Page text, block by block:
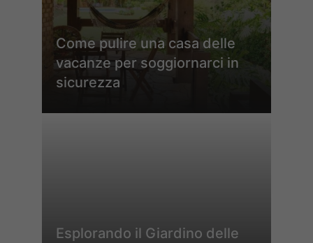
Come pulire una casa delle
vacanze per soggiornarci in
sicurezza
Esplorando il Giardino delle